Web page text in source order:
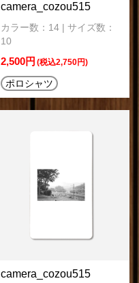
camera_cozou515
カラー数：14 | サイズ数：
10
2,500円 (税込2,750円)
ポロシャツ
camera_cozou515